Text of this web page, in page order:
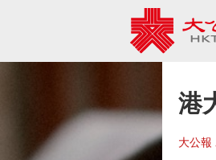
港
大公報